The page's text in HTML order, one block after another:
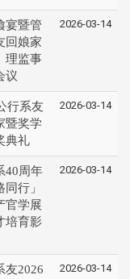
宴暨管
回娘家
理监事
议
2026-03-14
行系友
暨奖学
典礼
2026-03-14
40周年
同行」
官学展
培育影
2026-03-14
友2026
2026-03-14